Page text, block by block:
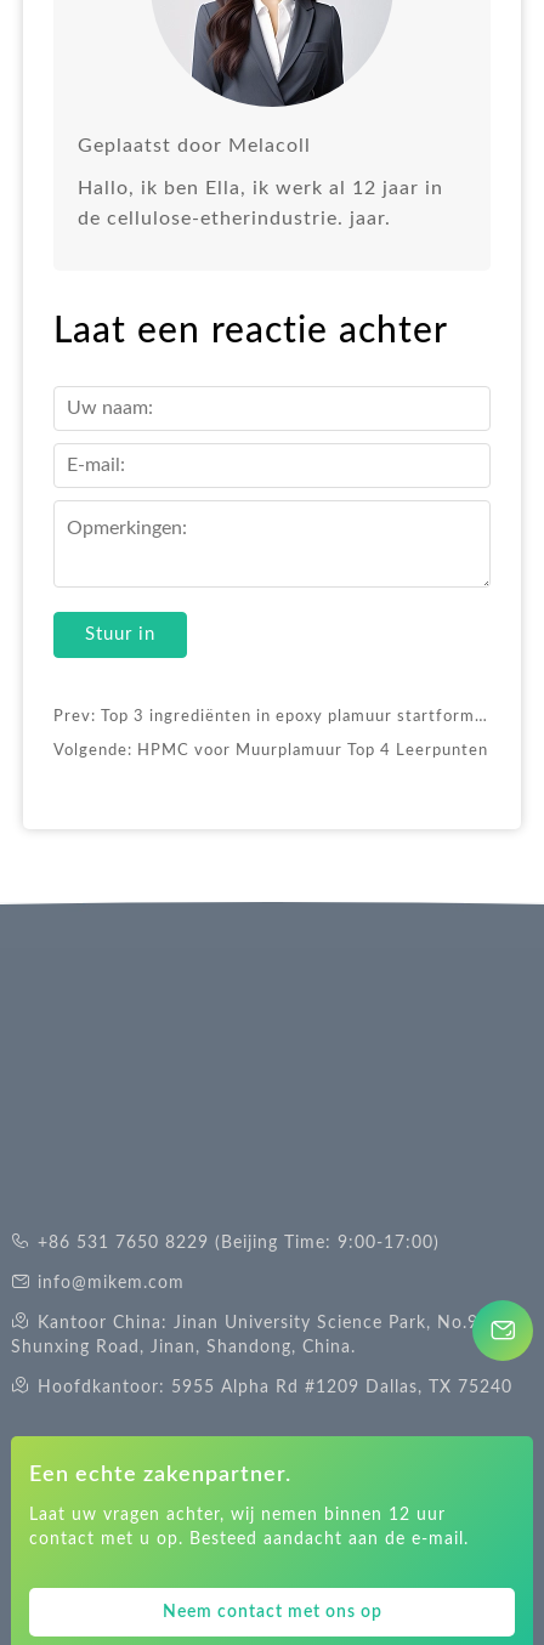
Geplaatst door Melacoll
Hallo, ik ben Ella, ik werk al 12 jaar in
de cellulose-etherindustrie. jaar.
Laat een reactie achter
Stuur in
Prev: Top 3 ingrediënten in epoxy plamuur startformule
Volgende: HPMC voor Muurplamuur Top 4 Leerpunten
+86 531 7650 8229 (Beijing Time: 9:00-17:00)
info@mikem.com
Kantoor China: Jinan University Science Park, No.988
Shunxing Road, Jinan, Shandong, China.
Hoofdkantoor: 5955 Alpha Rd #1209 Dallas, TX 75240
Een echte zakenpartner.
Laat uw vragen achter, wij nemen binnen 12 uur
contact met u op. Besteed aandacht aan de e-mail.
Neem contact met ons op